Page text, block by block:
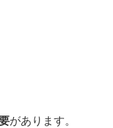
があります。